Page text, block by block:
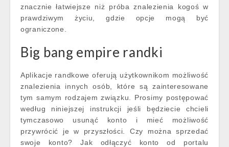
znacznie łatwiejsze niż próba znalezienia kogoś w
prawdziwym życiu, gdzie opcje mogą być
ograniczone.
Big bang empire randki
Aplikacje randkowe oferują użytkownikom możliwość
znalezienia innych osób, które są zainteresowane
tym samym rodzajem związku. Prosimy postępować
według niniejszej instrukcji jeśli będziecie chcieli
tymczasowo usunąć konto i mieć możliwość
przywrócić je w przyszłości. Czy można sprzedać
swoje konto? Jak odłączyć konto od portalu